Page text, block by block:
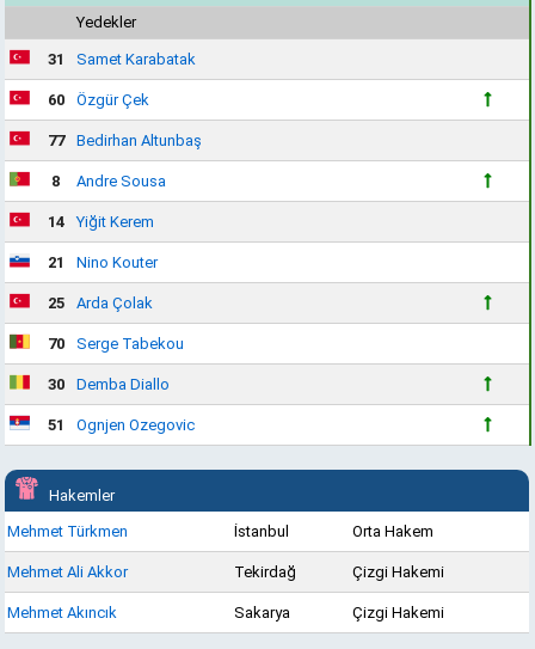
Yedekler
31 Samet Karabatak
60 Özgür Çek
77 Bedirhan Altunbaş
8 Andre Sousa
14 Yiğit Kerem
21 Nino Kouter
25 Arda Çolak
70 Serge Tabekou
30 Demba Diallo
51 Ognjen Ozegovic
Hakemler
Mehmet Türkmen
İstanbul Orta Hakem
Mehmet Ali Akkor Tekirdağ Çizgi Hakemi
Mehmet Akıncık Sakarya Çizgi Hakemi